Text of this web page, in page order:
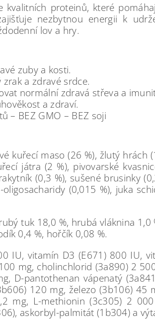
kvalitních proteinů, které
nezbytnou energii k
lov a hry.
zuby a kosti.
a zdravé srdce.
normální zdravá střeva a
a zdraví.
– BEZ GMO – BEZ soji
kuřecí maso (26 %), žlutý
játra (2 %), pivovarské
(0,3 %), sušené brusinky
(0,015 %), juka
tuk 18,0 %, hrubá vláknina
0,4 %, hořčík 0,08 %.
IU, vitamín D3 (E671) 800 IU,
mg, cholinchlorid (3a890) 2
D-pantothenan vápenatý
120 mg, železo (3b106)
mg, L-methionin (3c305) 2
askorbyl-palmitát (1b304) a